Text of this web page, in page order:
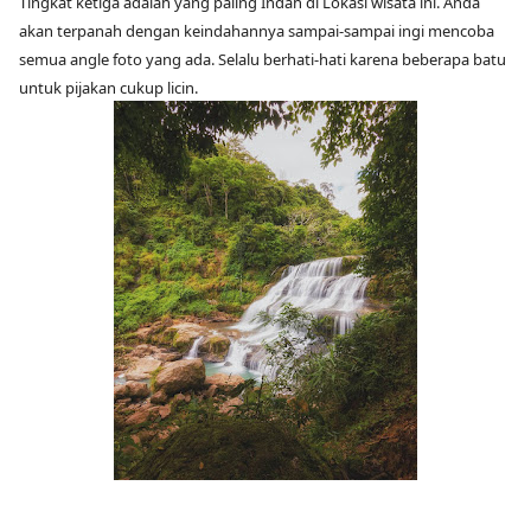
akan terpanah dengan keindahannya sampai-sampai ingi mencoba
semua angle foto yang ada. Selalu berhati-hati karena beberapa batu
untuk pijakan cukup licin.